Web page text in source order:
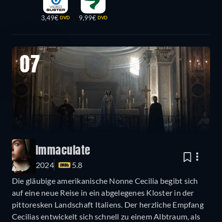
3,49€ DVD 9,99€ DVD
07
Immaculate
2024
5.8
Die gläubige amerikanische Nonne Cecilia begibt sich
auf eine neue Reise in ein abgelegenes Kloster in der
pittoresken Landschaft Italiens. Der herzliche Empfang
Cecilias entwickelt sich schnell zu einem Albtraum, als